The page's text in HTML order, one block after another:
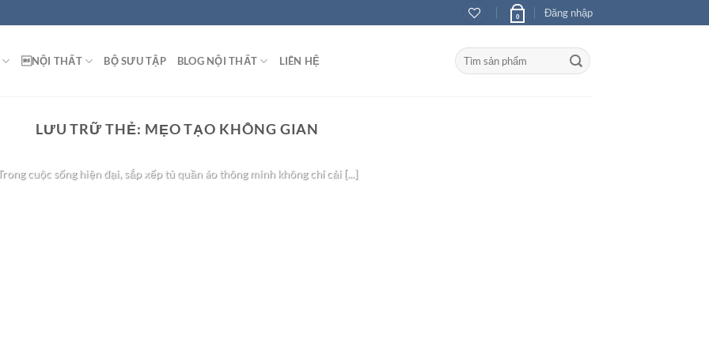
0 Đăng nhập
NỘI THẤT BỘ SƯU TẬP BLOG NỘI THẤT LIÊN HỆ
Tìm
kiếm:
LƯU TRỮ THẺ: MẸO TẠO KHÔNG GIAN
Tủ Quần Áo Thông Minh Giúp Tối Ưu Không Gian Lưu Trữ
cuộc sống hiện đại, sắp xếp tủ quần áo thông minh không chỉ cải [...]